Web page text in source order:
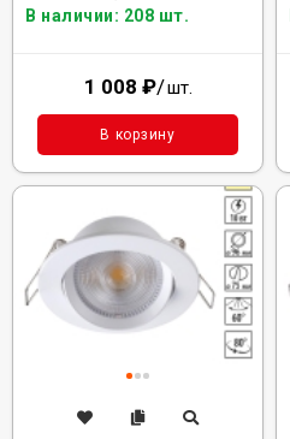
В наличии: 208 шт.
1 008 ₽/шт.
В корзину